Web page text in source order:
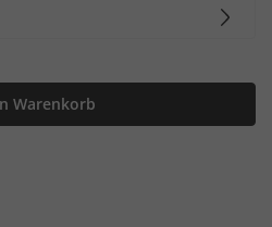
Warenkorb